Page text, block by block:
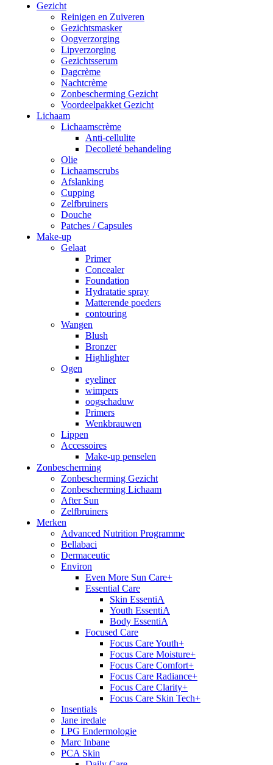
Gezicht
Reinigen en Zuiveren
Gezichtsmasker
Oogverzorging
Lipverzorging
Gezichtsserum
Dagcrème
Nachtcrème
Zonbescherming Gezicht
Voordeelpakket Gezicht
Lichaam
Lichaamscrème
Anti-cellulite
Decolleté behandeling
Olie
Lichaamscrubs
Afslanking
Cupping
Zelfbruiners
Douche
Patches / Capsules
Make-up
Gelaat
Primer
Concealer
Foundation
Hydratatie spray
Matterende poeders
contouring
Wangen
Blush
Bronzer
Highlighter
Ogen
eyeliner
wimpers
oogschaduw
Primers
Wenkbrauwen
Lippen
Accessoires
Make-up penselen
Zonbescherming
Zonbescherming Gezicht
Zonbescherming Lichaam
After Sun
Zelfbruiners
Merken
Advanced Nutrition Programme
Bellabaci
Dermaceutic
Environ
Even More Sun Care+
Essential Care
Skin EssentiA
Youth EssentiA
Body EssentiA
Focused Care
Focus Care Youth+
Focus Care Moisture+
Focus Care Comfort+
Focus Care Radiance+
Focus Care Clarity+
Focus Care Skin Tech+
Insentials
Jane iredale
LPG Endermologie
Marc Inbane
PCA Skin